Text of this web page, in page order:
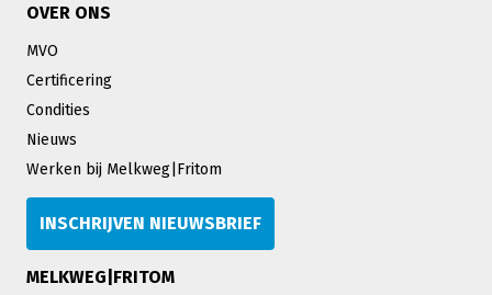
OVER ONS
MVO
Certificering
Condities
Nieuws
Werken bij Melkweg|Fritom
INSCHRIJVEN NIEUWSBRIEF
MELKWEG|FRITOM